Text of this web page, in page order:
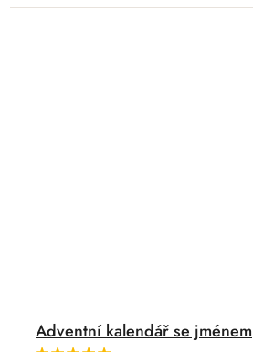
Adventní kalendář se jménem